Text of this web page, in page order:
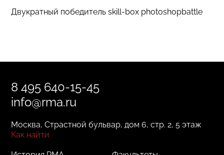
Двукратный победитель skill-box photoshopbattle
8 495 640-15-45
info@rma.ru
Москва, Страстной бульвар, дом 6, стр. 2, 5 этаж
Как найти